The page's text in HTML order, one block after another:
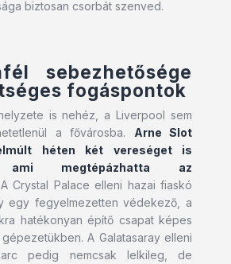
biztosan csorbát szenved.
sebezhetősége
fogáspontok
is nehéz, a Liverpool sem
a fővárosba. Arne Slot
héten két vereséget is
ami megtépázhatta az
A Crystal Palace elleni hazai fiaskó
egy fegyelmezetten védekező, a
hatékonyan építő csapat képes
A Galatasaray elleni
pedig nemcsak lelkileg, de